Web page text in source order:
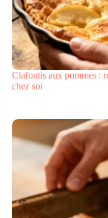
Clafoutis aux pommes :
chez soi